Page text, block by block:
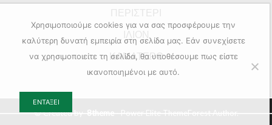
ΚΑΜΑΤΕΡΟ
© Created by
Χρησιμοποιούμε cookies για να σας προσφέρουμε την
καλύτερη δυνατή εμπειρία στη σελίδα μας. Εάν συνεχίσετε
να χρησιμοποιείτε τη σελίδα, θα υποθέσουμε πως είστε
ικανοποιημένοι με αυτό.
ΕΝΤΆΞΕΙ